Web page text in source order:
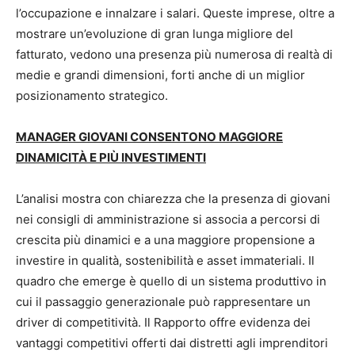
l’occupazione e innalzare i salari. Queste imprese, oltre a
mostrare un’evoluzione di gran lunga migliore del
fatturato, vedono una presenza più numerosa di realtà di
medie e grandi dimensioni, forti anche di un miglior
posizionamento strategico.
MANAGER GIOVANI CONSENTONO MAGGIORE
DINAMICITÀ E PIÙ INVESTIMENTI
L’analisi mostra con chiarezza che la presenza di giovani
nei consigli di amministrazione si associa a percorsi di
crescita più dinamici e a una maggiore propensione a
investire in qualità, sostenibilità e asset immateriali. Il
quadro che emerge è quello di un sistema produttivo in
cui il passaggio generazionale può rappresentare un
driver di competitività. Il Rapporto offre evidenza dei
vantaggi competitivi offerti dai distretti agli imprenditori